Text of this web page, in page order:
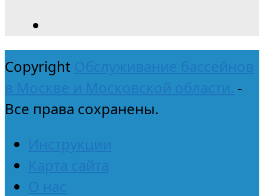
Copyright Обслуживание бассейнов
в Москве и Московской области. -
Все права сохранены.
Инструкции
Карта сайта
О нас